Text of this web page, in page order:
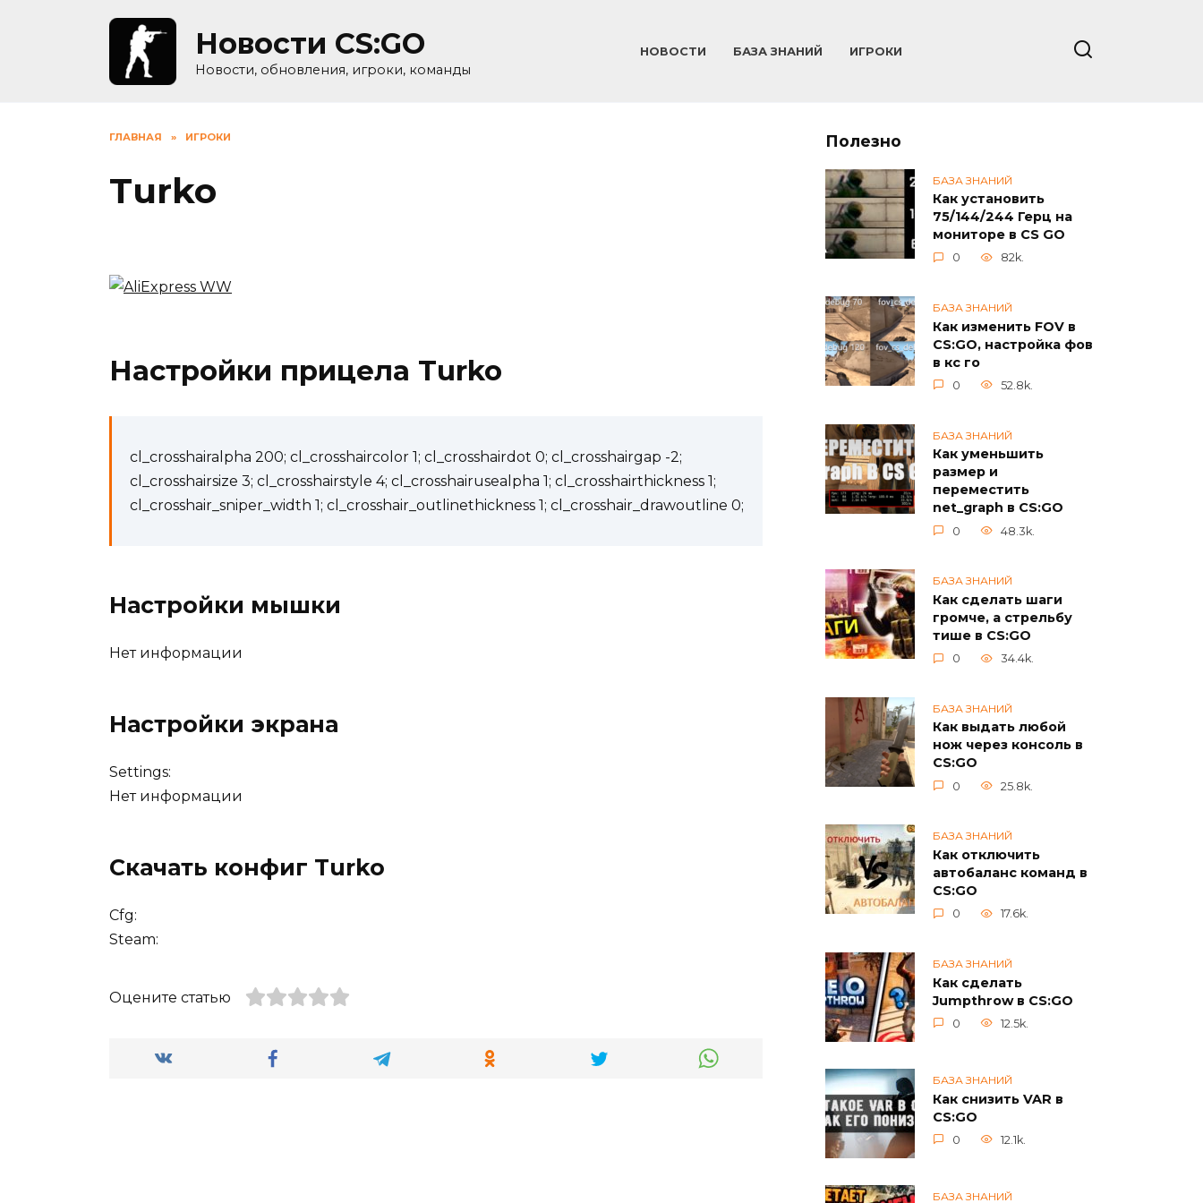
Новости CS:GO
Новости, обновления, игроки, команды
НОВОСТИ БАЗА ЗНАНИЙ ИГРОКИ
ГЛАВНАЯ » ИГРОКИ
Turko
Настройки прицела Turko
cl_crosshairalpha 200; cl_crosshaircolor 1; cl_crosshairdot 0; cl_crosshairgap -2;
cl_crosshairsize 3; cl_crosshairstyle 4; cl_crosshairusealpha 1; cl_crosshairthickness 1;
cl_crosshair_sniper_width 1; cl_crosshair_outlinethickness 1; cl_crosshair_drawoutline 0;
Настройки мышки
Нет информации
Настройки экрана
Settings:
Нет информации
Скачать конфиг Turko
Cfg:
Steam:
Оцените статью
Полезно
БАЗА ЗНАНИЙ
Как установить
75/144/244 Герц на
мониторе в CS GO
0 82k.
БАЗА ЗНАНИЙ
Как изменить FOV в
CS:GO, настройка фов
в кс го
0 52.8k.
БАЗА ЗНАНИЙ
Как уменьшить
размер и
переместить
net_graph в CS:GO
0 48.3k.
БАЗА ЗНАНИЙ
Как сделать шаги
громче, а стрельбу
тише в CS:GO
0 34.4k.
БАЗА ЗНАНИЙ
Как выдать любой
нож через консоль в
CS:GO
0 25.8k.
БАЗА ЗНАНИЙ
Как отключить
автобаланс команд в
CS:GO
0 17.6k.
БАЗА ЗНАНИЙ
Как сделать
Jumpthrow в CS:GO
0 12.5k.
БАЗА ЗНАНИЙ
Как снизить VAR в
CS:GO
0 12.1k.
БАЗА ЗНАНИЙ